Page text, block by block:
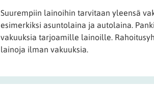
Suurempiin lainoihin tarvitaan yleensä
esimerkiksi asuntolaina ja autolaina.
vakuuksia tarjoamille lainoille.
lainoja ilman vakuuksia.